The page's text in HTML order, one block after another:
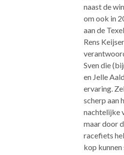
naast de
om ook in
aan de
Rens
Sven die
en Jelle
ervaring.
scherp aan
nachtelijke
maar door
racefiets
kop kunnen